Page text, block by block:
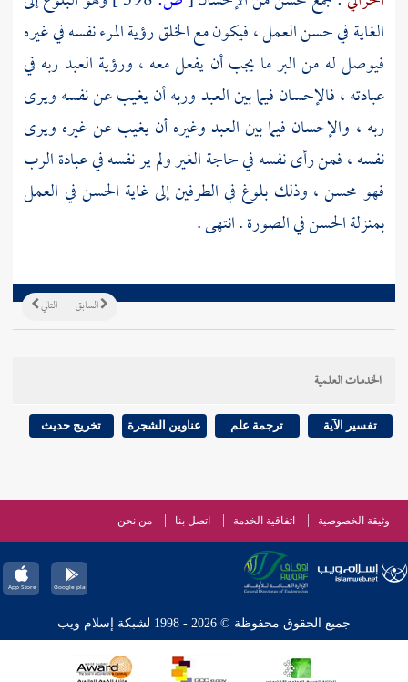
الغاية في حسن العمل ، فيكون مع الخلق رؤية المرء نفسه في غيره
فيوصل له من البر ما يجب أن يفعل معه ، ورؤية العبد ربه في
عبادته ، فالإحسان فيما بين العبد وربه أن يغيب عن نفسه ويرى
ربه ، والإحسان فيما بين العبد وغيره أن يغيب عن غيره ويرى
نفسه ، فمن رأى نفسه في حاجة الغير ولم ير نفسه في عبادة الرب
فهو محسن ، وذلك بلوغ في الطرفين إلى غاية الحسن في العمل
بمنزلة الحسن في الصورة . انتهى .
التالي السابق
الخدمات العلمية
تفسير الآية ترجمة علم عناوين الشجرة تخريج حديث
وثيقة الخصوصية اتفاقية الخدمة اتصل بنا من نحن
جميع الحقوق محفوظة © 2026 - 1998 لشبكة إسلام ويب